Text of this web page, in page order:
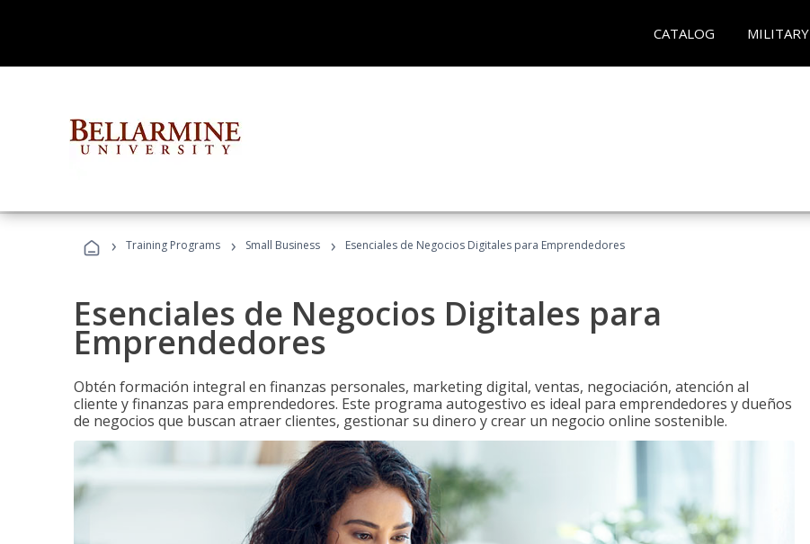
CATALOG MILITARY
› Training Programs › Small Business › Esenciales de Negocios Digitales para Emprendedores
Esenciales de Negocios Digitales para
Emprendedores
Obtén formación integral en finanzas personales, marketing digital, ventas, negociación, atención al
cliente y finanzas para emprendedores. Este programa autogestivo es ideal para emprendedores y dueños
de negocios que buscan atraer clientes, gestionar su dinero y crear un negocio online sostenible.